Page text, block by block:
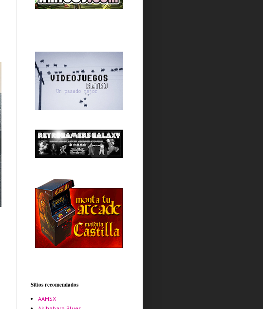
Sitios recomendados
AAMSX